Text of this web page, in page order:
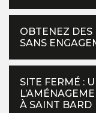
OBTENEZ DES
SANS
SITE FERMÉ :
À SAINT BARD